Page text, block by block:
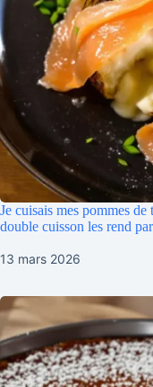
Je cuisais mes pommes
double cuisson les rend
13 mars 2026